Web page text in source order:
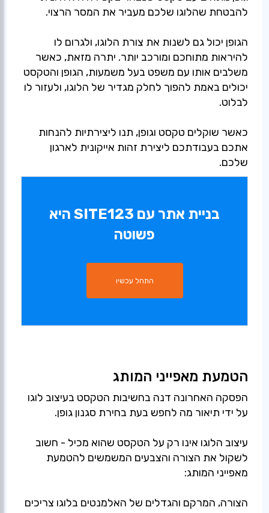
להבטחת שהלוגו שלכם מעביר את המסר הרצוי.
הגופן יכול גם לשנות את צורת הלוגו, ולגרום לו
להיראות מתוחכם ומורכב יותר. יתרה מזאת, כאשר
משלבים אותו עם משפט בעל משמעות, הגופן והטקסט
יכולים באמת להפוך לחלק מגדיר של הלוגו, ולעזור לו
לבלוט.
כאשר שוקלים טקסט וגופן, תנו ליצירתיות להנחות
אתכם בעבודתכם ליצירת זהות אייקונית לארגון
שלכם.
בניית אתר עם SITE123 היא
פשוטה
התחל עכשיו
הטמעת מאפייני המותג
הפסקה האחרונה דנה בחשיבות הטקסט בעיצוב לוגו
על ידי תיאור מה לחפש בעת בחירת סגנון גופן.
עיצוב הלוגו אינו רק על הטקסט שהוא מכיל - חשוב
לשקול את הצורה והצבעים המשמשים להטמעת
מאפייני המותג:
הצורה, המרקם והגדלים של האלמנטים בלוגו צריכים